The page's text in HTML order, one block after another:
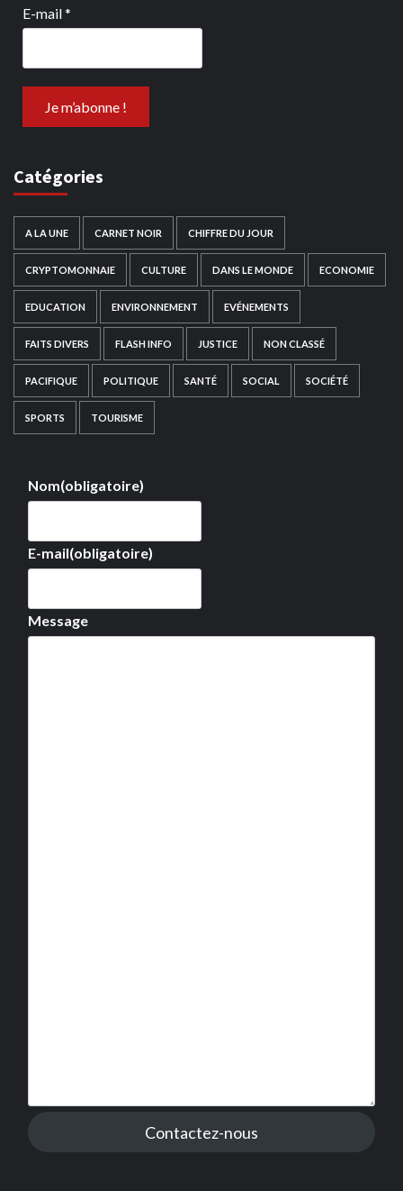
E-mail*
Catégories
A LA UNE CARNET NOIR CHIFFRE DU JOUR
CRYPTOMONNAIE CULTURE DANS LE MONDE ECONOMIE
EDUCATION ENVIRONNEMENT EVÉNEMENTS
FAITS DIVERS FLASH INFO JUSTICE NON CLASSÉ
PACIFIQUE POLITIQUE SANTÉ SOCIAL SOCIÉTÉ
SPORTS TOURISME
Nom(obligatoire)
E-mail(obligatoire)
Message
Contactez-nous